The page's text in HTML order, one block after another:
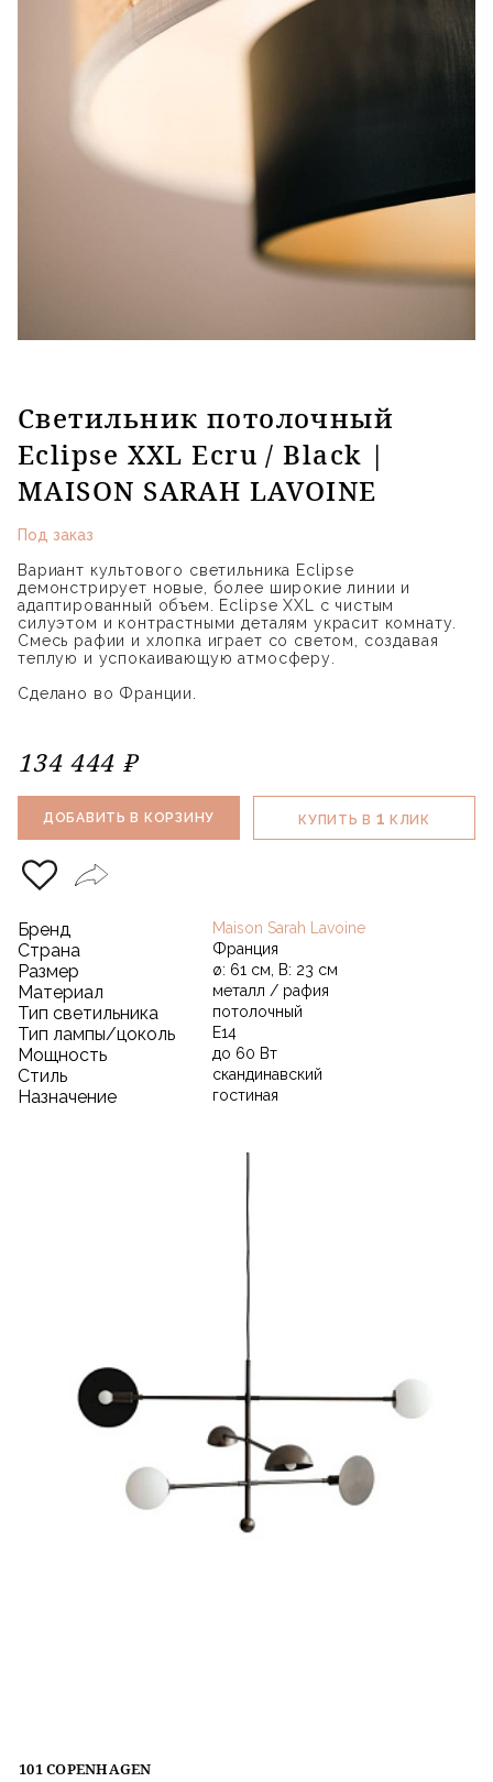
Светильник потолочный
Eclipse XXL Ecru / Black |
MAISON SARAH LAVOINE
Под заказ
Вариант культового светильника Eclipse
демонстрирует новые, более широкие линии и
адаптированный объем. Eclipse XXL с чистым
силуэтом и контрастными деталям украсит комнату.
Смесь рафии и хлопка играет со светом, создавая
теплую и успокаивающую атмосферу.
Сделано во Франции.
134 444 ₽
ДОБАВИТЬ В КОРЗИНУ КУПИТЬ В 1 КЛИК
Бренд Maison Sarah Lavoine
Страна Франция
Размер ø: 61 см, В: 23 см
Материал металл / рафия
Тип светильника потолочный
Тип лампы/цоколь E14
Мощность до 60 Вт
Стиль скандинавский
Назначение гостиная
101 COPENHAGEN